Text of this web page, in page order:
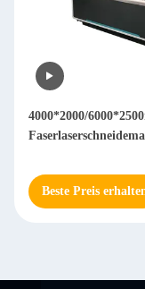
4000*2000/
Beste Preis